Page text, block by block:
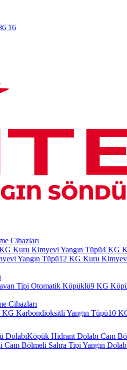
16
Cihazları
Kuru Kimyevi Yangın Tüpü4 KG
Yangın Tüpü12 KG Kuru
Tipi Otomatik Köpüklü9 KG
Cihazları
KG Karbondioksitli Yangın Tüpü10
DolabıKöpük Hidrant Dolabı Cam
Bölmeli Sahra Tipi Yangın